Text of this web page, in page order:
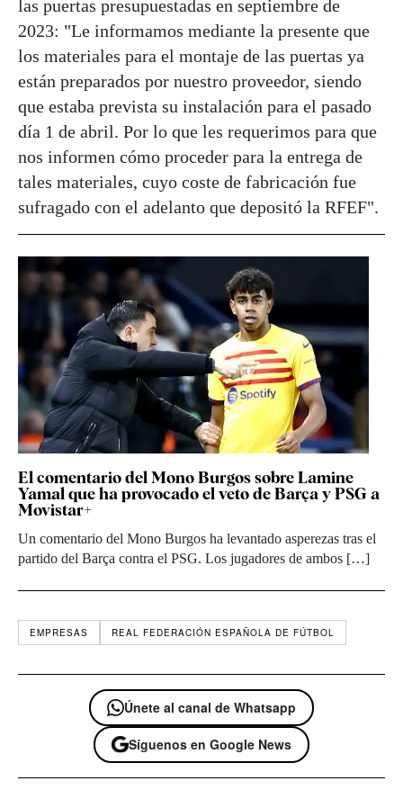
las puertas presupuestadas en septiembre de
2023: "Le informamos mediante la presente que
los materiales para el montaje de las puertas ya
están preparados por nuestro proveedor, siendo
que estaba prevista su instalación para el pasado
día 1 de abril. Por lo que les requerimos para que
nos informen cómo proceder para la entrega de
tales materiales, cuyo coste de fabricación fue
sufragado con el adelanto que depositó la RFEF".
El comentario del Mono Burgos sobre Lamine
Yamal que ha provocado el veto de Barça y PSG a
Movistar+
Un comentario del Mono Burgos ha levantado asperezas tras el
partido del Barça contra el PSG. Los jugadores de ambos […]
EMPRESAS REAL FEDERACIÓN ESPAÑOLA DE FÚTBOL
Únete al canal de Whatsapp
Síguenos en Google News